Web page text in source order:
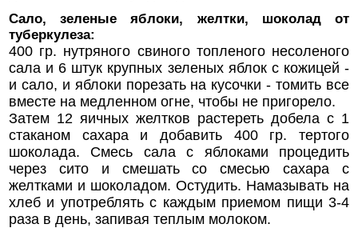
Сало, зеленые яблоки, желтки, шоколад от
туберкулеза:
400 гр. нутряного свиного топленого несоленого
сала и 6 штук крупных зеленых яблок с кожицей -
и сало, и яблоки порезать на кусочки - томить все
вместе на медленном огне, чтобы не пригорело.
Затем 12 яичных желтков растереть добела с 1
стаканом сахара и добавить 400 гр. тертого
шоколада. Смесь сала с яблоками процедить
через сито и смешать со смесью сахара с
желтками и шоколадом. Остудить. Намазывать на
хлеб и употреблять с каждым приемом пищи 3-4
раза в день, запивая теплым молоком.